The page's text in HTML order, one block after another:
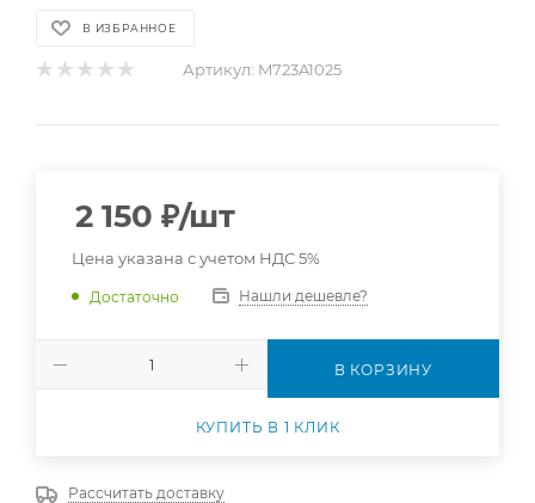
В ИЗБРАННОЕ
Артикул: M723A1025
2 150 ₽/шт
Цена указана с учетом НДС 5%
Достаточно Нашли дешевле?
В КОРЗИНУ
КУПИТЬ В 1 КЛИК
Рассчитать доставку